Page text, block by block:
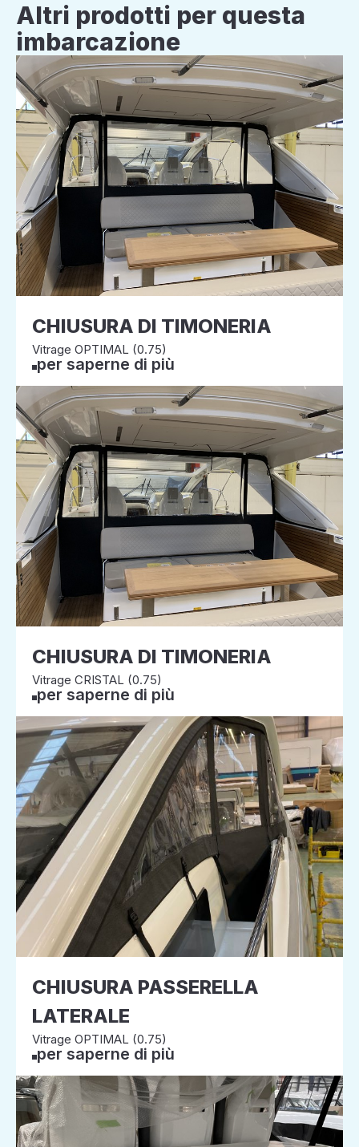
Altri prodotti per questa
imbarcazione
CHIUSURA DI TIMONERIA
Vitrage OPTIMAL (0.75)
per saperne di più
CHIUSURA DI TIMONERIA
Vitrage CRISTAL (0.75)
per saperne di più
CHIUSURA PASSERELLA
LATERALE
Vitrage OPTIMAL (0.75)
per saperne di più